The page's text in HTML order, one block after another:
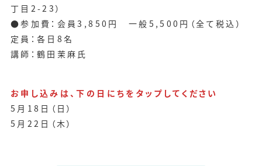
丁目2-23）
●参加費：会員3,850円 一般5,500円（全て税込）
定員：各日8名
講師：鶴田茉麻氏
お申し込みは、下の日にちをタップしてください
5月18日（日）
5月22日（木）